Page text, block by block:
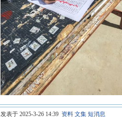
发表于 2025-3-26 14:39 资料 文集 短消息